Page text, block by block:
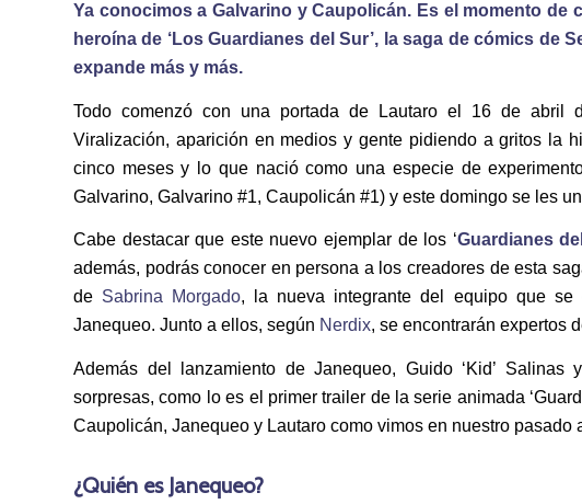
Ya conocimos a Galvarino y Caupolicán. Es el momento de
heroína de ‘Los Guardianes del Sur’, la saga de cómics de
expande más y más.
Todo comenzó con una portada de Lautaro el 16 de abril
Viralización, aparición en medios y gente pidiendo a gritos la
cinco meses y lo que nació como una especie de
Galvarino, Galvarino #1, Caupolicán #1) y este domingo se les
Cabe destacar que este nuevo ejemplar de los ‘Guardianes
además, podrás conocer en persona a los creadores de esta
de Sabrina Morgado, la nueva integrante del equipo que
Janequeo. Junto a ellos, según Nerdix, se encontrarán expertos
Además del lanzamiento de Janequeo, Guido ‘Kid’ Salinas
sorpresas, como lo es el primer trailer de la serie animada
Caupolicán, Janequeo y Lautaro como vimos en nuestro
¿Quién es Janequeo?